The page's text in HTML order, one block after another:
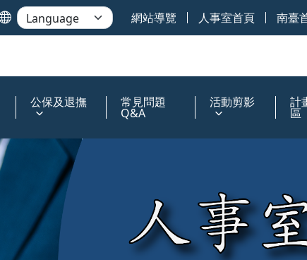
網站導覽 人事室首頁 南臺
公保及退撫 常見問題
Q&A
活動剪影 計
區